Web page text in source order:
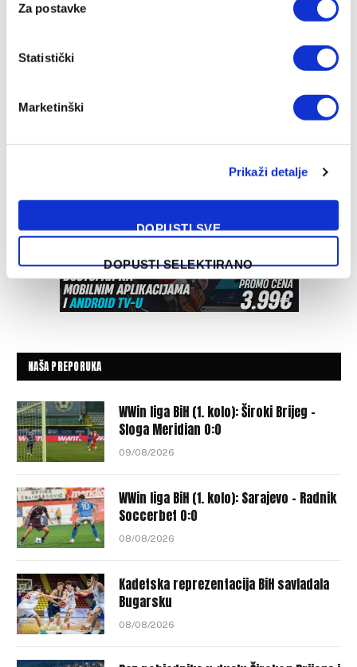
Za postavke
Statistički
Marketinški
Prikaži detalje
DOPUSTI SVE
DOPUSTI SELEKTIRANO
NAŠA PREPORUKA
WWin liga BiH (1. kolo): Široki Brijeg –
Sloga Meridian 0:0
09/08/2026
WWin liga BiH (1. kolo): Sarajevo – Radnik
Soccerbet 0:0
08/08/2026
Kadetska reprezentacija BiH savladala
Bugarsku
08/08/2026